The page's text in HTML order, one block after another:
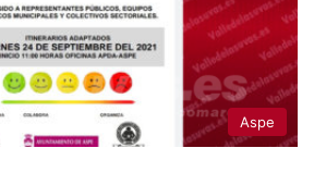
Aspe